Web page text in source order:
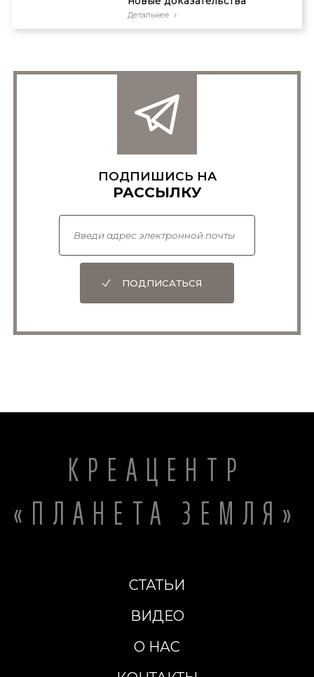
Детальнее
ПОДПИШИСЬ НА
РАССЫЛКУ
ПОДПИСАТЬСЯ
КРЕАЦЕНТР
«ПЛАНЕТА ЗЕМЛЯ»
СТАТЬИ
ВИДЕО
О НАС